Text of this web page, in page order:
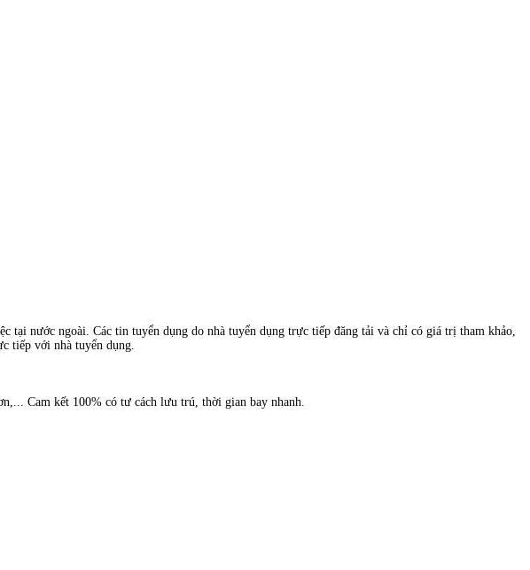
nước ngoài. Các tin tuyển dụng do nhà tuyển dụng trực tiếp đăng tải và chỉ có giá trị tham khảo,
tiếp với nhà tuyển dụng.
Cam kết 100% có tư cách lưu trú, thời gian bay nhanh.